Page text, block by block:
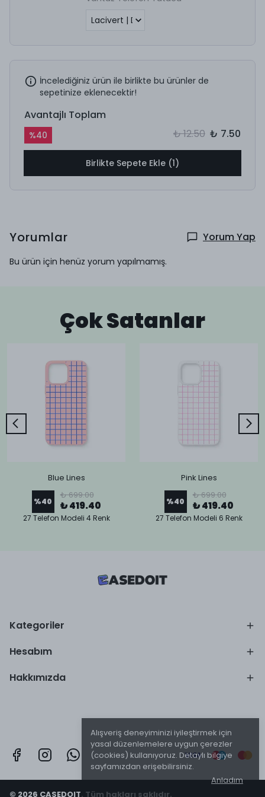
Alışveriş deneyiminizi iyileştirmek için
yasal düzenlemelere uygun çerezler
(cookies) kullanıyoruz. Detaylı bilgiye
sayfamızdan erişebilirsiniz.
Anladım
İncelediğiniz ürün ile birlikte bu ürünler de
sepetinize eklenecektir!
Avantajlı Toplam
%40 ₺ 12.50 ₺ 7.50
Birlikte Sepete Ekle (1)
Yorumlar Yorum Yap
Bu ürün için henüz yorum yapılmamış.
Çok Satanlar
Blue Lines
%40
₺ 699.00
₺ 419.40
27 Telefon Modeli 4 Renk
Pink Lines
%40
₺ 699.00
₺ 419.40
27 Telefon Modeli 6 Renk
Kategoriler
Hesabım
Hakkımızda
© 2026 CASEDOIT. Tüm hakları saklıdır.